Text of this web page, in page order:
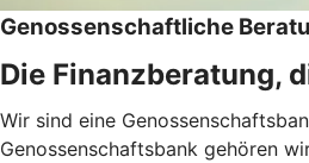
Genossenschaftliche
Die Finanzberatung,
Wir sind eine
Genossenschaftsbank gehören